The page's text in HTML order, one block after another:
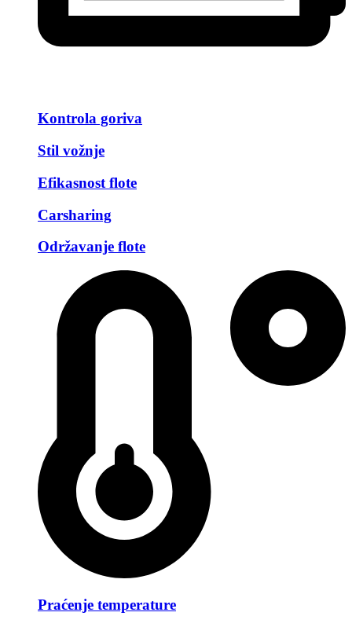
Kontrola goriva
Stil vožnje
Efikasnost flote
Carsharing
Održavanje flote
Praćenje temperature